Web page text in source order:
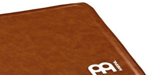
パーカッション
電子ピアノ